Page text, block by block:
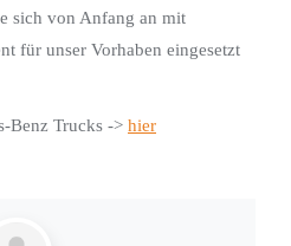
sich von Anfang an mit
für unser Vorhaben eingesetzt
Benz Trucks -> hier